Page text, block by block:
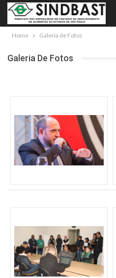
Home Galeria de Fotos
Galeria De Fotos